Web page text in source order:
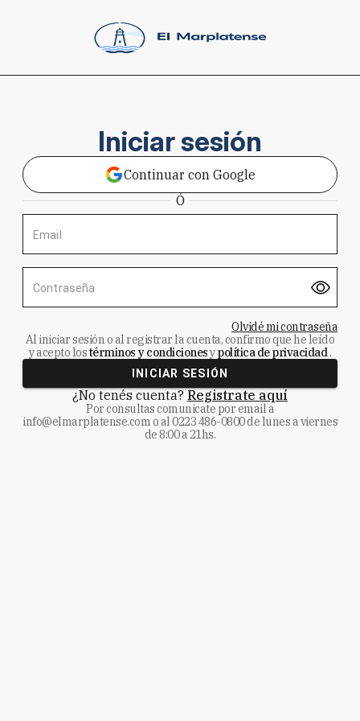
Iniciar sesión
Continuar con Google
Ó
Email
Contraseña
Olvidé mi contraseña
Al iniciar sesión o al registrar la cuenta, confirmo que he leído
y acepto lostérminos y condicionesypolítica de privacidad.
INICIAR SESIÓN
¿No tenés cuenta? Registrate aquí
Por consultas comunicate por email a
info@elmarplatense.como al0223 486-0800de lunes a viernes
de 8:00 a 21hs.